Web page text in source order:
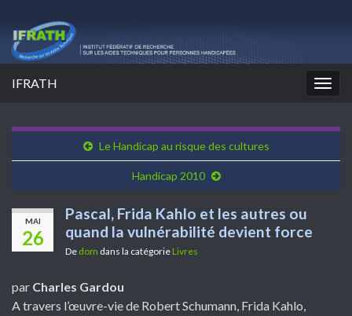
IFRATH
Le Handicap au risque des cultures
Handicap 2010
MAI
26
Pascal, Frida Kahlo et les autres ou
quand la vulnérabilité devient force
De dom dans la catégorie Livres
par Charles Gardou
A travers l’œuvre-vie de Robert Schumann, Frida Kahlo,